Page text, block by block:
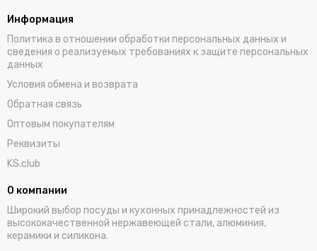
Информация
Политика в отношении обработки персональных данных и
сведения о реализуемых требованиях к защите персональных
данных
Условия обмена и возврата
Обратная связь
Оптовым покупателям
Реквизиты
KS.club
О компании
Широкий выбор посуды и кухонных принадлежностей из
высококачественной нержавеющей стали, алюминия,
керамики и силикона.